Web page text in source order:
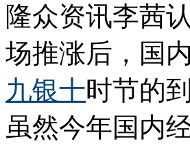
隆众资讯李茜
场推涨后，国
九银十时节的
虽然今年国内